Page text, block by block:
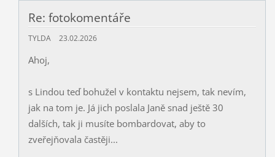
Re: fotokomentáře
TYLDA 23.02.2026
Ahoj,
s Lindou teď bohužel v kontaktu nejsem, tak nevím,
jak na tom je. Já jich poslala Janě snad ještě 30
dalších, tak ji musíte bombardovat, aby to
zveřejňovala častěji...